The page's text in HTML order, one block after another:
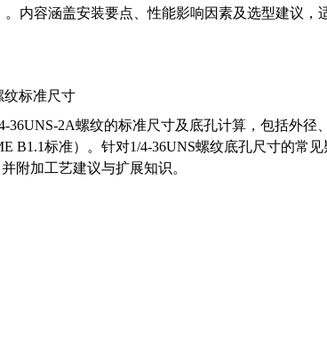
。内容涵盖安装要点、性能影响因素及选型建议，
纹标准尺寸
36UNS-2A螺纹的标准尺寸及底孔计算，包括外径
B1.1标准）。针对1/4-36UNS螺纹底孔尺寸的常
并附加工艺建议与扩展知识。